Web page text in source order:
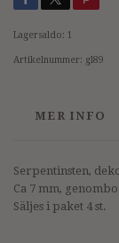
Lagersaldo: 1
Artikelnummer: gl89
MER INFO
Serpentinsten,
Ca 7 mm,
Säljes i paket 4 st.